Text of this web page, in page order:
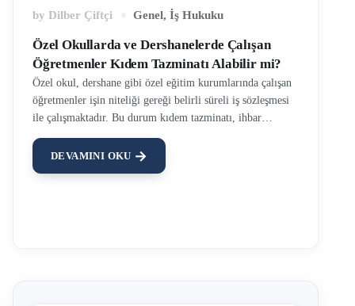
by Dilber Çiftçi Genel, İş Hukuku
Özel Okullarda ve Dershanelerde Çalışan
Öğretmenler Kıdem Tazminatı Alabilir mi?
Özel okul, dershane gibi özel eğitim kurumlarında çalışan
öğretmenler işin niteliği gereği belirli süreli iş sözleşmesi
ile çalışmaktadır. Bu durum kıdem tazminatı, ihbar
süreli iş sözleşmelerine kıyasla bazı farklılıklar
yaratmaktadır. Özel okul öğretmenlerinin özlük hakları,
DEVAMINI OKU